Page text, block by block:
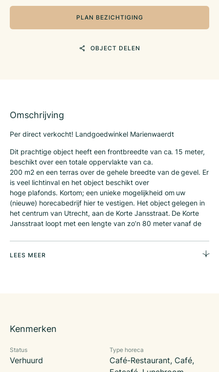
PLAN BEZICHTIGING
OBJECT DELEN
Omschrijving
Per direct verkocht! Landgoedwinkel Marienwaerdt
Dit prachtige object heeft een frontbreedte van ca. 15 meter,
beschikt over een totale oppervlakte van ca.
200 m2 en een terras over de gehele breedte van de gevel. Er
is veel lichtinval en het object beschikt over
hoge plafonds. Kortom; een unieke mogelijkheid om uw
(nieuwe) horecabedrijf hier te vestigen. Het object gelegen in
het centrum van Utrecht, aan de Korte Jansstraat. De Korte
Jansstraat loopt met een lengte van zo’n 80 meter vanaf de
van de Domtoren op een perfecte locatie, in een
karakteristiek pand. In de directe omgeving bevinden zich
winkel / lunchroom is in 2018 compleet verbouwd. De naam
winkels waar geluncht kan worden of boodschappen gedaan
kunnen worden. Door de naamsbekendheid kennen
LEES MEER
Kenmerken
Status
Verhuurd
Type horeca
Café-Restaurant, Café,